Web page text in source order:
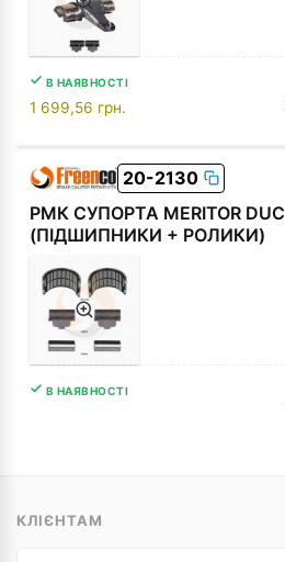
В НАЯВНОСТІ
1 699,56 грн.
20-2130
РМК СУПОРТА MERITOR
(ПІДШИПНИКИ + РОЛИКИ)
В НАЯВНОСТІ
КЛІЄНТАМ